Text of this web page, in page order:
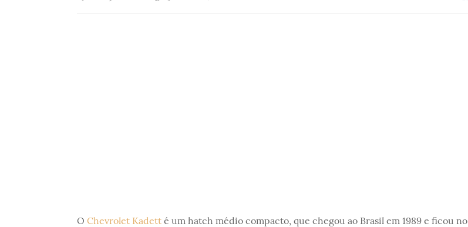
O Chevrolet Kadetté um hatch médio compacto, que chegou ao Brasil em 1989 e ficou no